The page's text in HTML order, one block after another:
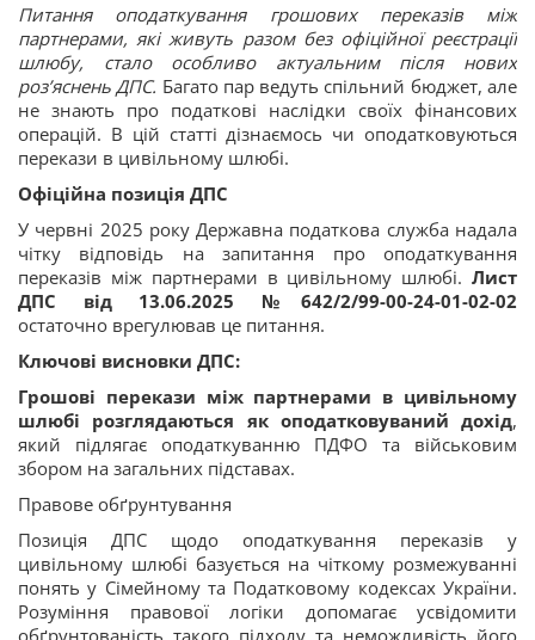
Питання оподаткування грошових переказів між
партнерами, які живуть разом без офіційної реєстрації
шлюбу, стало особливо актуальним після нових
роз’яснень ДПС. Багато пар ведуть спільний бюджет, але
не знають про податкові наслідки своїх фінансових
операцій. В цій статті дізнаємось чи оподатковуються
перекази в цивільному шлюбі.
Офіційна позиція ДПС
У червні 2025 року Державна податкова служба надала
чітку відповідь на запитання про оподаткування
переказів між партнерами в цивільному шлюбі. Лист
ДПС від 13.06.2025 №642/2/99-00-24-01-02-02
остаточно врегулював це питання.
Ключові висновки ДПС:
Грошові перекази між партнерами в цивільному
шлюбі розглядаються як оподатковуваний дохід,
який підлягає оподаткуванню ПДФО та військовим
збором на загальних підставах.
Правове обґрунтування
Позиція ДПС щодо оподаткування переказів у
цивільному шлюбі базується на чіткому розмежуванні
понять у Сімейному та Податковому кодексах України.
Розуміння правової логіки допомагає усвідомити
обґрунтованість такого підходу та неможливість його